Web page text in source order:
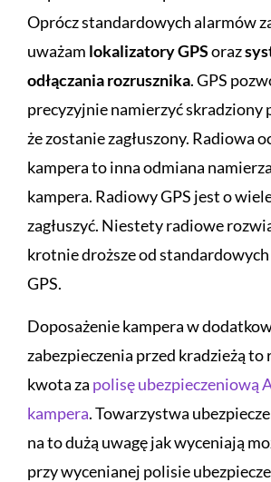
Oprócz standardowych alarmów
uważam lokalizatory GPSoraz
odłączania rozrusznika. GPS
precyzyjnie namierzyć skradziony
że zostanie zagłuszony. Radiowa
kampera to inna odmiana
kampera. Radiowy GPS jest o
zagłuszyć. Niestety radiowe
krotnie droższe od
GPS.
Doposażenie kampera w
zabezpieczenia przed kradzieżą to
kwota za polisę ubezpieczeniową
kampera. Towarzystwa
na to dużą uwagę jak wyceniają
przy wycenianej polisie